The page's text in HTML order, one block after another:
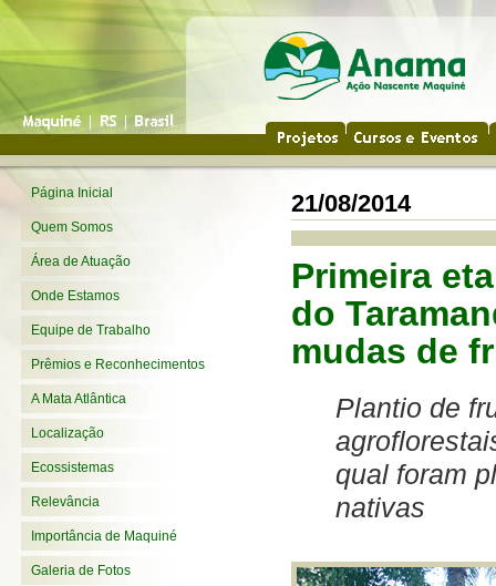
Página Inicial
Quem Somos
Área de Atuação
Onde Estamos
Equipe de Trabalho
Prêmios e Reconhecimentos
A Mata Atlântica
Localização
Ecossistemas
Relevância
Importância de Maquiné
Galeria de Fotos
21/08/2014
Primeira
do
mudas de
Plantio de
qual foram
nativas